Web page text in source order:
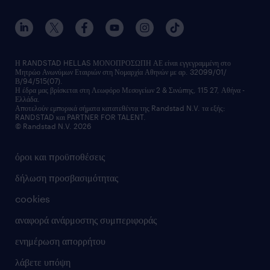
εκπαίδευση εργαζομένων
υπηρεσίες inhouse
υπηρεσίες redeployment
workforce insights
επικοινώνησε μαζί μας
τα γραφεία μας
δελτία τύπου
οικονομικά στοιχεία
επικοινώνησε μαζί μας
όροι και προϋποθέσεις
δήλωση προσβασιμότητας
cookies
αναφορά ανάρμοστης συμπεριφοράς
ενημέρωση απορρήτου
λάβετε υπόψη
Η RANDSTAD HELLAS ΜΟΝΟΠΡΟΣΩΠΗ ΑΕ είναι εγγεγραμμένη στο
Μητρώο Ανωνύμων Εταιριών στη Νομαρχία Αθηνών με αρ. 32099/01/
Β/94/515(07).
Η έδρα μας βρίσκεται στη Λεωφόρο Μεσογείων 2 & Σινώπης, 115 27, Αθήνα -
Ελλάδα.
Αποτελούν εμπορικά σήματα κατατεθέντα της Randstad N.V. τα εξής:
RANDSTAD και PARTNER FOR TALENT.
© Randstad N.V. 2026